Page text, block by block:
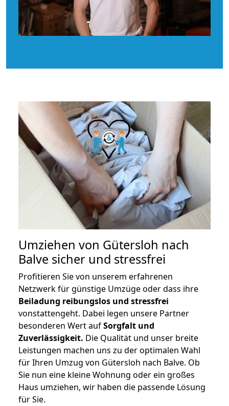
Umziehen von Gütersloh nach
Balve sicher und stressfrei
Profitieren Sie von unserem erfahrenen
Netzwerk für günstige Umzüge oder dass ihre
Beiladung reibungslos und stressfrei
vonstattengeht. Dabei legen unsere Partner
besonderen Wert aufSorgfalt und
Zuverlässigkeit. Die Qualität und unser breite
Leistungen machen uns zu der optimalen Wahl
für Ihren Umzug von Gütersloh nach Balve. Ob
Sie nun eine kleine Wohnung oder ein großes
Haus umziehen, wir haben die passende Lösung
für Sie.